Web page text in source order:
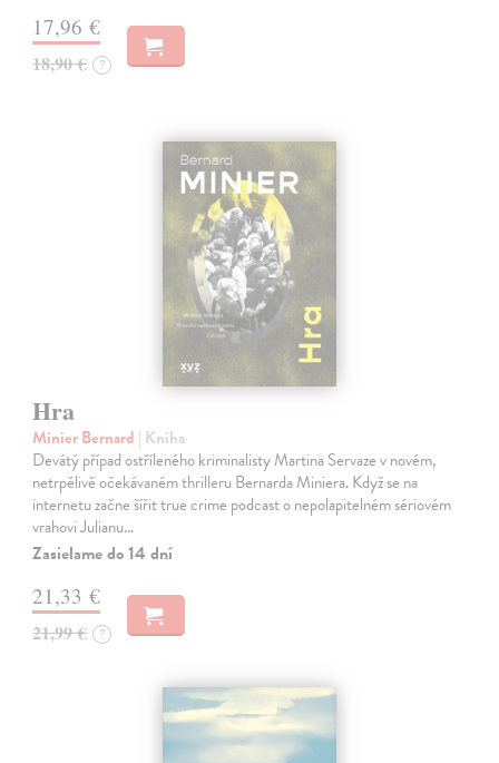
17,96 €
18,90 € ?
Hra
Minier Bernard | Kniha
Devátý případ ostříleného kriminalisty Martina Servaze v novém,
netrpělivě očekávaném thrilleru Bernarda Miniera. Když se na
internetu začne šířit true crime podcast o nepolapitelném sériovém
vrahovi Julianu…
Zasielame do 14 dní
21,33 €
21,99 € ?